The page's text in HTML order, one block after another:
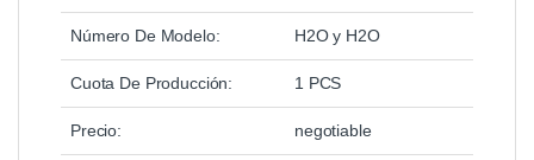
Número De Modelo: H2O y H2O
Cuota De Producción: 1 PCS
Precio: negotiable